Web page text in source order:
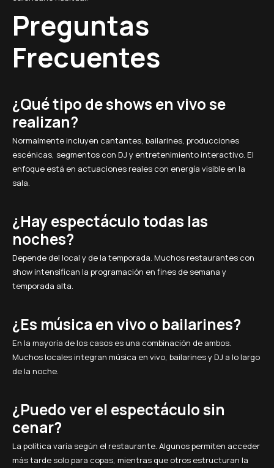
Preguntas
Frecuentes
¿Qué tipo de shows en vivo se
realizan?
Normalmente incluyen cantantes, bailarines, producciones
escénicas, segmentos con DJ y entretenimiento interactivo. El
enfoque está en actuaciones reales con energía visible en la
sala.
¿Hay espectáculo todas las
noches?
Depende del local y de la temporada. Muchos restaurantes con
show intensifican la programación en fines de semana y
temporada alta.
¿Es música en vivo o bailarines?
En la mayoría de los casos es una combinación de ambos.
Muchos locales integran música en vivo, bailarines y DJ a lo largo
de la noche.
¿Puedo ver el espectáculo sin
cenar?
La política varía según el restaurante. Algunos permiten acceder
más tarde solo para copas, mientras que otros estructuran la